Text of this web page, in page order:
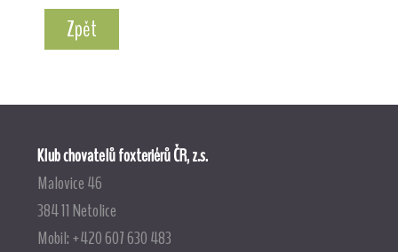
Zpět
Klub chovatelů foxteriérů ČR, z.s.
Malovice 46
384 11 Netolice
Mobil: +420 607 630 483